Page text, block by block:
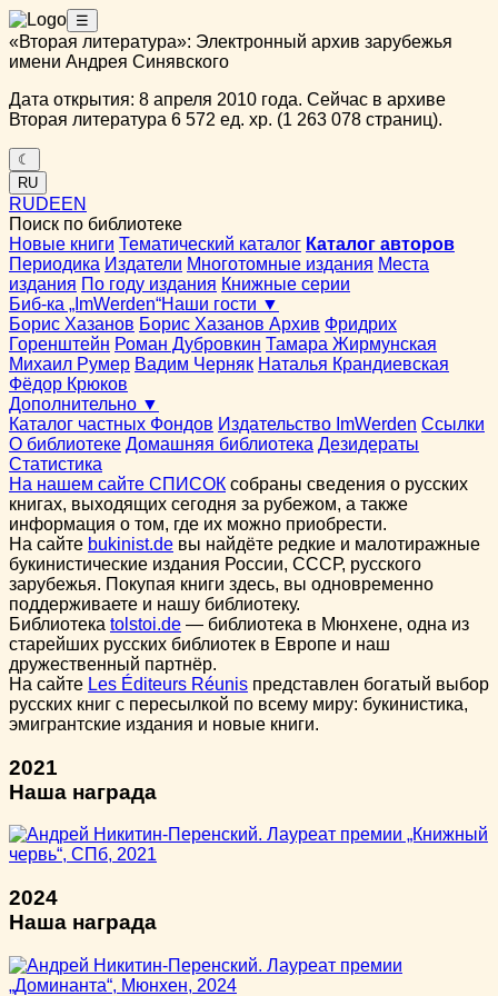
☰
«Вторая литература»: Электронный архив зарубежья
имени Андрея Синявского
Дата открытия: 8 апреля 2010 года. Сейчас в архиве
Вторая литература 6 572 ед. хр. (1 263 078 страниц).
☾
RU
RUDEEN
Поиск по библиотеке
Новые книги Тематический каталог Каталог авторов
Периодика Издатели Многотомные издания Места
издания По году издания Книжные серии
Биб-ка „ImWerden“Наши гости ▼
Борис Хазанов Борис Хазанов Архив Фридрих
Горенштейн Роман Дубровкин Тамара Жирмунская
Михаил Румер Вадим Черняк Наталья Крандиевская
Фёдор Крюков
Дополнительно ▼
Каталог частных Фондов Издательство ImWerden Ссылки
О библиотеке Домашняя библиотека Дезидераты
Статистика
На нашем сайте СПИСОК собраны сведения о русских
книгах, выходящих сегодня за рубежом, а также
информация о том, где их можно приобрести.
На сайте bukinist.de вы найдёте редкие и малотиражные
букинистические издания России, СССР, русского
зарубежья. Покупая книги здесь, вы одновременно
поддерживаете и нашу библиотеку.
Библиотека tolstoi.de — библиотека в Мюнхене, одна из
старейших русских библиотек в Европе и наш
дружественный партнёр.
На сайте Les Éditeurs Réunis представлен богатый выбор
русских книг с пересылкой по всему миру: букинистика,
эмигрантские издания и новые книги.
2021
Наша награда
2024
Наша награда